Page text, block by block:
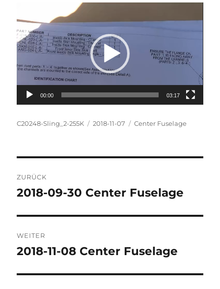
Player
00:00 03:17
Autor
C20248-Sling_2-255K
Veröffentlicht
2018-11-07 Kategorien
Center Fuselage
ZURÜCK
Vorheriger
2018-09-30 Center Fuselage
WEITER
Nächster
2018-11-08 Center Fuselage